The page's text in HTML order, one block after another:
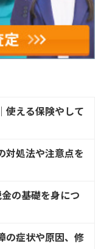
える保険やして
対処法や注意点を
の基礎を身につ
の症状や原因、修